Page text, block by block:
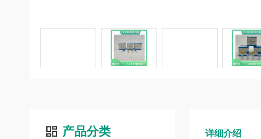
产品分类 详细介绍